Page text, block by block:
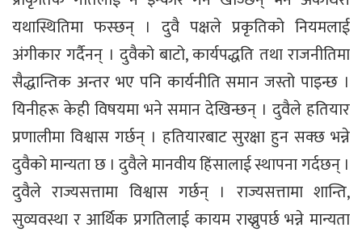
यथास्थितिमा फस्छन् । दुवै पक्षले प्रकृतिको नियमलाई
अंगीकार गर्दैनन् । दुवैको बाटो, कार्यपद्धति तथा राजनीतिमा
सैद्धान्तिक अन्तर भए पनि कार्यनीति समान जस्तो पाइन्छ ।
यिनीहरू केही विषयमा भने समान देखिन्छन् । दुवैले हतियार
प्रणालीमा विश्वास गर्छन् । हतियारबाट सुरक्षा हुन सक्छ भन्ने
दुवैको मान्यता छ । दुवैले मानवीय हिंसालाई स्थापना गर्दछन् ।
दुवैले राज्यसत्तामा विश्वास गर्छन् । राज्यसत्तामा शान्ति,
सुव्यवस्था र आर्थिक प्रगतिलाई कायम राख्नुपर्छ भन्ने मान्यता